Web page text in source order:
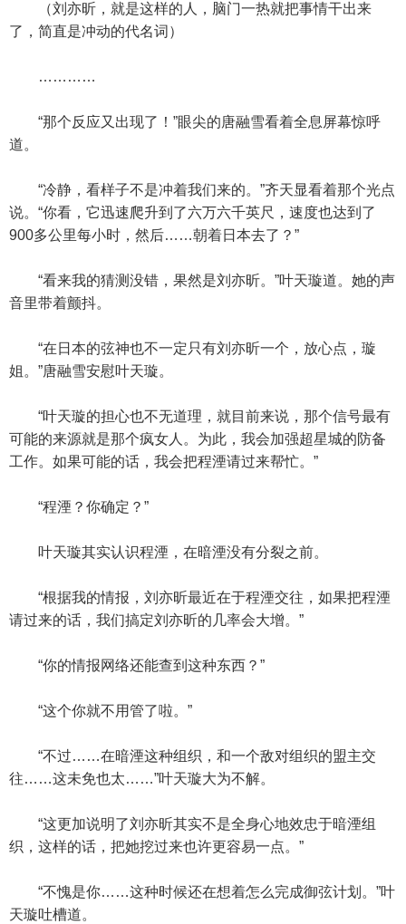
（刘亦昕，就是这样的人，脑门一热就把事情干出来
了，简直是冲动的代名词）
…………
“那个反应又出现了！”眼尖的唐融雪看着全息屏幕惊呼
道。
“冷静，看样子不是冲着我们来的。”齐天显看着那个光点
说。“你看，它迅速爬升到了六万六千英尺，速度也达到了
900多公里每小时，然后……朝着日本去了？”
“看来我的猜测没错，果然是刘亦昕。”叶天璇道。她的声
音里带着颤抖。
“在日本的弦神也不一定只有刘亦昕一个，放心点，璇
姐。”唐融雪安慰叶天璇。
“叶天璇的担心也不无道理，就目前来说，那个信号最有
可能的来源就是那个疯女人。为此，我会加强超星城的防备
工作。如果可能的话，我会把程湮请过来帮忙。”
“程湮？你确定？”
叶天璇其实认识程湮，在暗湮没有分裂之前。
“根据我的情报，刘亦昕最近在于程湮交往，如果把程湮
请过来的话，我们搞定刘亦昕的几率会大增。”
“你的情报网络还能查到这种东西？”
“这个你就不用管了啦。”
“不过……在暗湮这种组织，和一个敌对组织的盟主交
往……这未免也太……”叶天璇大为不解。
“这更加说明了刘亦昕其实不是全身心地效忠于暗湮组
织，这样的话，把她挖过来也许更容易一点。”
“不愧是你……这种时候还在想着怎么完成御弦计划。”叶
天璇吐槽道。